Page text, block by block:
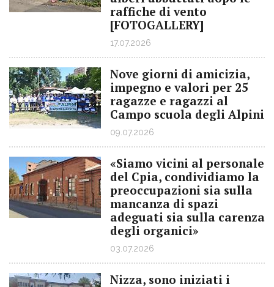
raffiche di vento
[FOTOGALLERY]
17.07.2026
Nove giorni di amicizia,
impegno e valori per 25
ragazze e ragazzi al
Campo scuola degli Alpini
09.07.2026
«Siamo vicini al personale
del Cpia, condividiamo la
preoccupazioni sia sulla
mancanza di spazi
adeguati sia sulla carenza
degli organici»
03.07.2026
Nizza, sono iniziati i